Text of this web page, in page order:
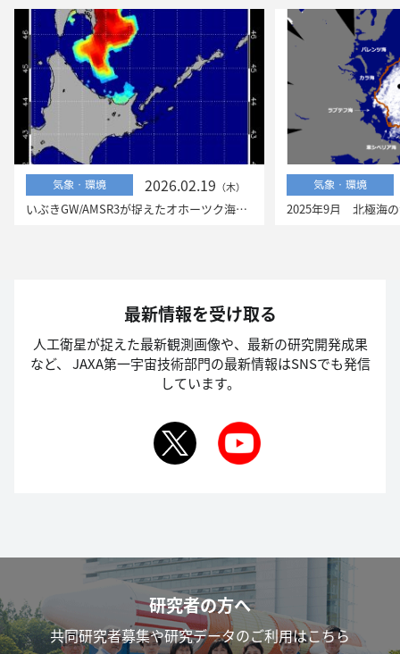
気象・環境 2026.02.19 （木）
いぶきGW/AMSR3が捉えたオホーツク海の流氷
気象・環境
最新情報を受け取る
人工衛星が捉えた最新観測画像や、最新の研究開発成果
など、
JAXA第一宇宙技術部門の最新情報はSNSでも発信
しています。
研究者の方へ
共同研究者募集や研究データのご利用はこちら